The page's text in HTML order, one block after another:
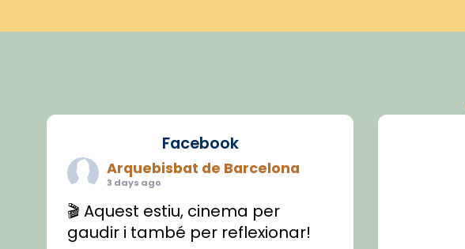
Facebook
Arquebisbat de Barcelona
3 days ago
🎬 Aquest estiu, cinema per
gaudir i també per reflexionar!